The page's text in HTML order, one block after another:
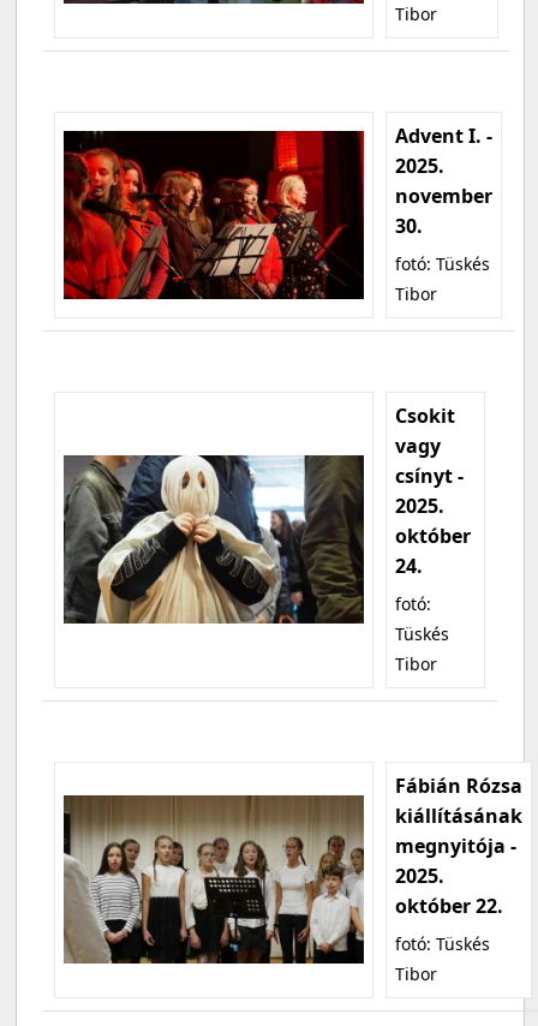
Tibor
Advent I. -
2025.
november
30.
fotó: Tüskés
Tibor
Csokit
vagy
csínyt -
2025.
október
24.
fotó:
Tüskés
Tibor
Fábián Rózsa
kiállításának
megnyitója -
2025.
október 22.
fotó: Tüskés
Tibor